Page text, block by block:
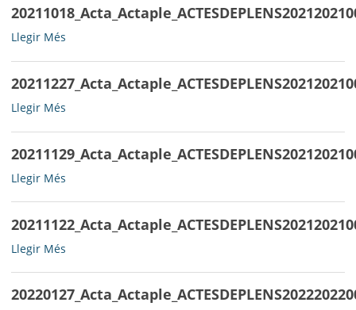
Llegir Més
Llegir Més
Llegir Més
Llegir Més